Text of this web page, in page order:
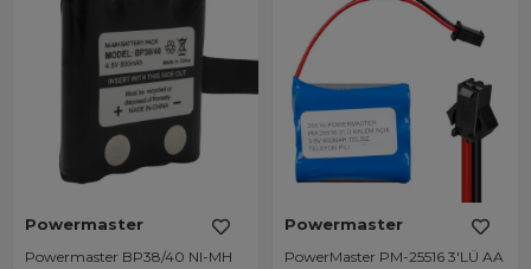
Powermaster
Powermaster BP38/40 NI-MH
Powermaster
PowerMaster PM-25516 3'LÜ AA